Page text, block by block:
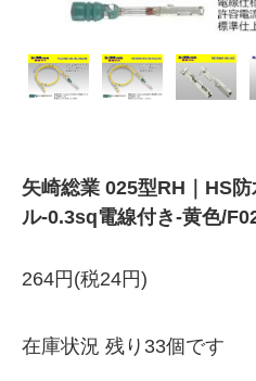
矢崎総業 025型RH｜HS
ル-0.3sq電線付き-黄色/
264円(税24円)
在庫状況 残り33個です